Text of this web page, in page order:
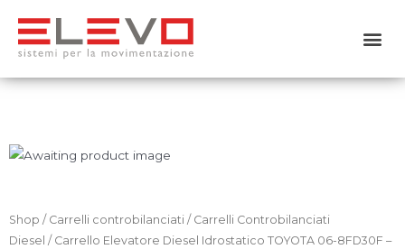
Home
Usato
Shop / Carrelli controbilanciati / Carrelli Controbilanciati
Diesel / Carrello Elevatore Diesel Idrostatico TOYOTA 06-8FD30F –